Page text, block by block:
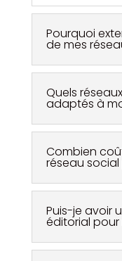
Pourquoi
de mes
Quels
adaptés à
Combien
réseau
Puis-je avoir
éditorial